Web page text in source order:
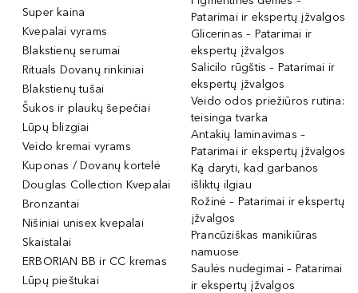
Super kaina
Kvepalai vyrams
Blakstienų serumai
Rituals Dovanų rinkiniai
Blakstienų tušai
Šukos ir plaukų šepečiai
Lūpų blizgiai
Veido kremai vyrams
Kuponas / Dovanų kortelė
Douglas Collection Kvepalai
Bronzantai
Nišiniai unisex kvepalai
Skaistalai
ERBORIAN BB ir CC kremas
Lūpų pieštukai
Patarimai ir ekspertų įžvalgos
Glicerinas – Patarimai ir
ekspertų įžvalgos
Salicilo rūgštis – Patarimai ir
ekspertų įžvalgos
Veido odos priežiūros rutina:
teisinga tvarka
Antakių laminavimas –
Patarimai ir ekspertų įžvalgos
Ką daryti, kad garbanos
išliktų ilgiau
Rožinė – Patarimai ir ekspertų
įžvalgos
Prancūziškas manikiūras
namuose
Saulės nudegimai – Patarimai
ir ekspertų įžvalgos